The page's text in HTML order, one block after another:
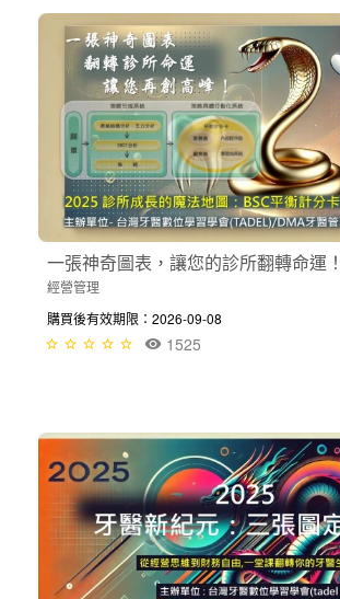
一張神奇圖表，讓您的診所翻轉命運
經營管理
購買後有效期限：2026-09-08
1525